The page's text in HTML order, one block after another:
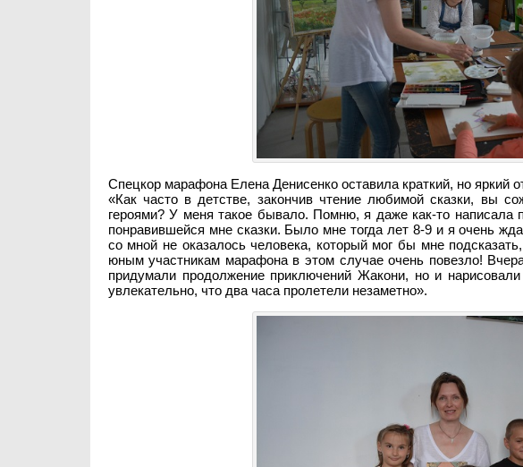
Спецкор марафона Елена Денисенко оставила краткий, но яркий
«Как часто в детстве, закончив чтение любимой сказки, вы
героями? У меня такое бывало. Помню, я даже как-то написала
понравившейся мне сказки. Было мне тогда лет 8-9 и я очень
со мной не оказалось человека, который мог бы мне
юным участникам марафона в этом случае очень повезло!
придумали продолжение приключений Жакони, но и
увлекательно, что два часа пролетели незаметно».